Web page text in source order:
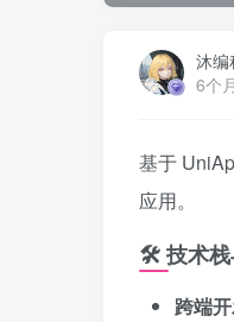
沐编
6个
基于
应用。
🛠 技术栈
跨端